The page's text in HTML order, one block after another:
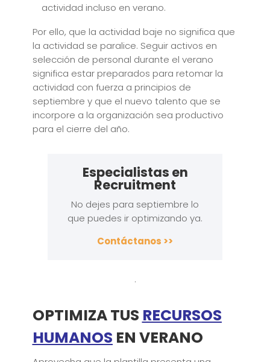
actividad incluso en verano.
Por ello, que la actividad baje no significa que
la actividad se paralice. Seguir activos en
selección de personal durante el verano
significa estar preparados para retomar la
actividad con fuerza a principios de
septiembre y que el nuevo talento que se
incorpore a la organización sea productivo
para el cierre del año.
Especialistas en
Recruitment
No dejes para septiembre lo
que puedes ir optimizando ya.
Contáctanos >>
.
OPTIMIZA TUS RECURSOS
HUMANOS EN VERANO